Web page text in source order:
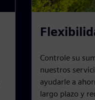
Controle su
nuestros
ayudarle a
largo plazo y